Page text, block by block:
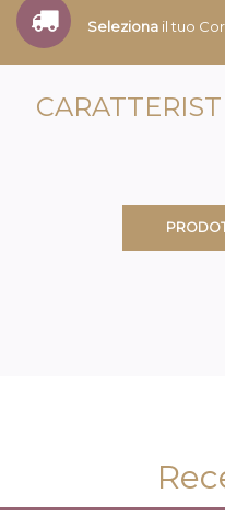
Seleziona il tuo